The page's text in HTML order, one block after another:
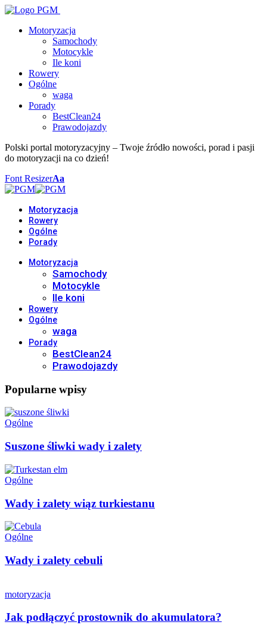
Motoryzacja
Samochody
Motocykle
Ile koni
Rowery
Ogólne
waga
Porady
BestClean24
Prawodojazdy
Polski portal motoryzacyjny – Twoje źródło nowości, porad i pasji
do motoryzacji na co dzień!
Font ResizerAa
Motoryzacja
Rowery
Ogólne
Porady
Motoryzacja
Samochody
Motocykle
Ile koni
Rowery
Ogólne
waga
Porady
BestClean24
Prawodojazdy
Popularne wpisy
Ogólne
Suszone śliwki wady i zalety
Ogólne
Wady i zalety wiąz turkiestanu
Ogólne
Wady i zalety cebuli
motoryzacja
Jak podłączyć prostownik do akumulatora?